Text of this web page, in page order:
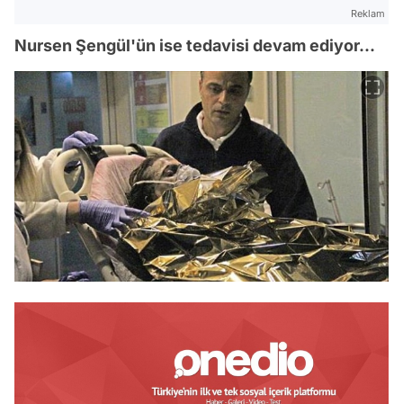
Reklam
Nursen Şengül'ün ise tedavisi devam ediyor...